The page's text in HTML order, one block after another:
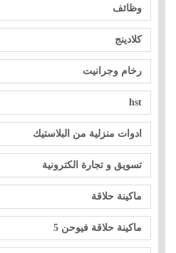
وظائف
كلادينج
رخام وجرانيت
hst
ادوات منزلية من البلاستيك
تسويق و تجارة الكترونية
ماكينة حلاقة
ماكينة حلاقة فيوحن 5